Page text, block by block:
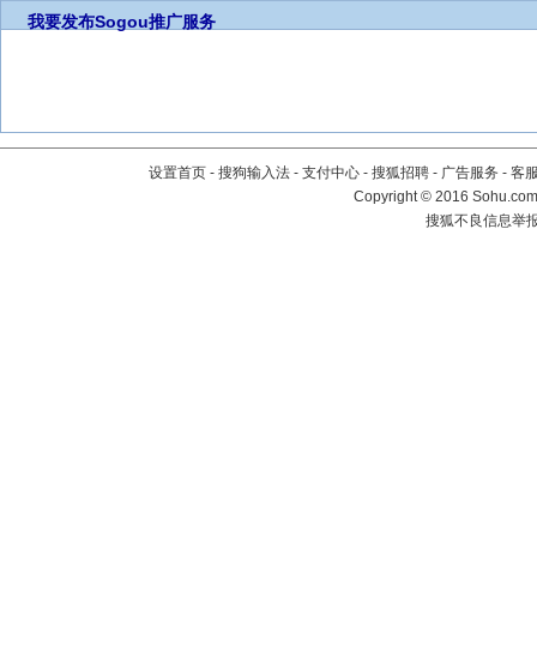
我要发布Sogou推广服务
设置首页 - 搜狗输入法 - 支付中心 - 搜狐招聘 - 广告服务 - 客
Copyright©2016
搜狐不良信息举